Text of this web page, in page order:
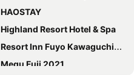
HAOSTAY
Highland Resort Hotel & Spa
Resort Inn Fuyo Kawaguchiko Inter
Megu Fuji 2021